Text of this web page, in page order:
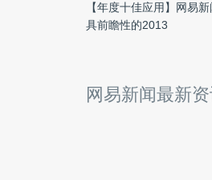
【年度十佳应用】网易
具前瞻性的2013
网易新闻最新